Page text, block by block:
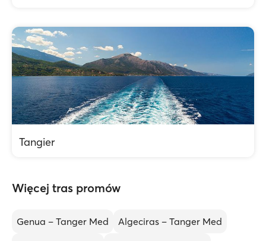
Tangier
Więcej tras promów
Genua – Tanger Med
Algeciras – Tanger Med